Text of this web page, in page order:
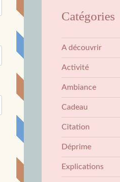
Catégories
A découvrir
Activité
Ambiance
Cadeau
Citation
Déprime
Explications